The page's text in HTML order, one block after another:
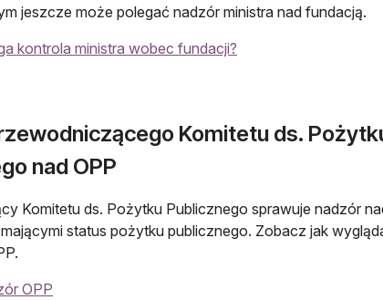
jeszcze może polegać nadzór ministra nad fundacją.
kontrola ministra wobec fundacji?
Komitetu ds.
nad OPP
Komitetu ds. Pożytku Publicznego sprawuje nadzór
status pożytku publicznego. Zobacz jak
OPP